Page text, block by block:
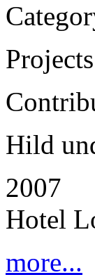
Hild
2007
Hotel
more...